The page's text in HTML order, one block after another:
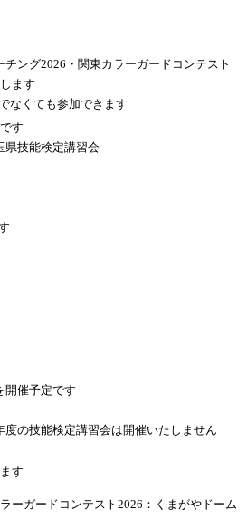
ング2026・関東カラーガードコンテスト
ます
なくても参加できます
す
県技能検定講習会
開催予定です
の技能検定講習会は開催いたしません
す
ーガードコンテスト2026：くまがやドーム